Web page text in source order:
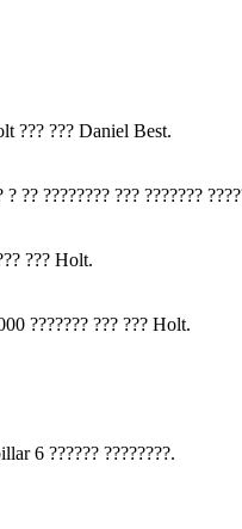
??? ??? Daniel Best.
?? ???????? ??? ???????
??? Holt.
??????? ??? ??? Holt.
6 ?????? ????????.